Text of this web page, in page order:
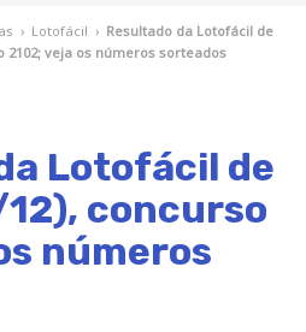
› Lotofácil › Resultado da Lotofácil de
2102; veja os números sorteados
Lotofácil de
concurso
números